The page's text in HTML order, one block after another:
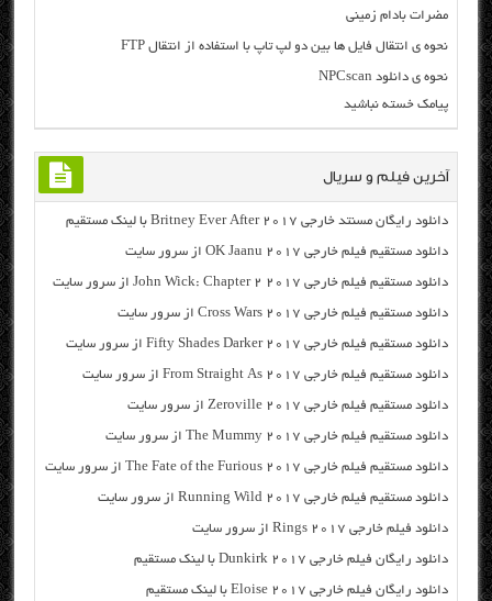
مضرات بادام زمینی
نحوه ی انتقال فایل ها بین دو لپ تاپ با استفاده از انتقال FTP
نحوه ی دانلود NPCscan
پیامک خسته نباشید
آخرین فیلم و سریال
دانلود رایگان مسنتد خارجی Britney Ever After 2017 با لینک مستقیم
دانلود مستقیم فیلم خارجی OK Jaanu 2017 از سرور سایت
دانلود مستقیم فیلم خارجی John Wick: Chapter 2 2017 از سرور سایت
دانلود مستقیم فیلم خارجی Cross Wars 2017 از سرور سایت
دانلود مستقیم فیلم خارجی Fifty Shades Darker 2017 از سرور سایت
دانلود مستقیم فیلم خارجی From Straight As 2017 از سرور سایت
دانلود مستقیم فیلم خارجی Zeroville 2017 از سرور سایت
دانلود مستقیم فیلم خارجی The Mummy 2017 از سرور سایت
دانلود مستقیم فیلم خارجی The Fate of the Furious 2017 از سرور سایت
دانلود مستقیم فیلم خارجی Running Wild 2017 از سرور سایت
دانلود فیلم خارجی Rings 2017 از سرور سایت
دانلود رایگان فیلم خارجی Dunkirk 2017 با لینک مستقیم
دانلود رایگان فیلم خارجی Eloise 2017 با لینک مستقیم